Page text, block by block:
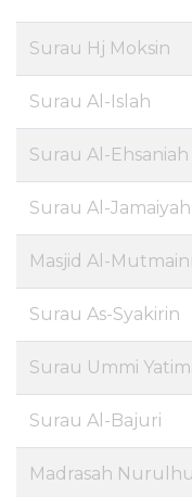
Surau Hj Moksin
Surau Al-Islah
Surau Al-Ehsaniah
Surau Al-Jamaiyah
Masjid Al-
Surau As-Syakirin
Surau Ummi
Surau Al-Bajuri
Madrasah